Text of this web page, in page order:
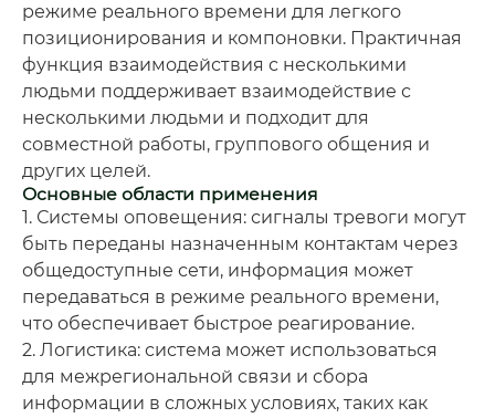
режиме реального времени для легкого
позиционирования и компоновки. Практичная
функция взаимодействия с несколькими
людьми поддерживает взаимодействие с
несколькими людьми и подходит для
совместной работы, группового общения и
других целей.
Основные области применения
1. Системы оповещения: сигналы тревоги могут
быть переданы назначенным контактам через
общедоступные сети, информация может
передаваться в режиме реального времени,
что обеспечивает быстрое реагирование.
2. Логистика: система может использоваться
для межрегиональной связи и сбора
информации в сложных условиях, таких как